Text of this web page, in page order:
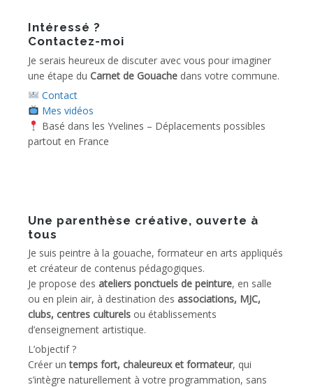
Intéressé ?
Contactez-moi
Je serais heureux de discuter avec vous pour imaginer
une étape du Carnet de Gouache dans votre commune.
Contact
Mes vidéos
Basé dans les Yvelines – Déplacements possibles
partout en France
Une parenthèse créative, ouverte à
tous
Je suis peintre à la gouache, formateur en arts appliqués
et créateur de contenus pédagogiques.
Je propose des ateliers ponctuels de peinture, en salle
ou en plein air, à destination des associations, MJC,
clubs, centres culturels ou établissements
d’enseignement artistique.
L’objectif ?
Créer untemps fort, chaleureux et formateur, qui
s’intègre naturellement à votre programmation, sans